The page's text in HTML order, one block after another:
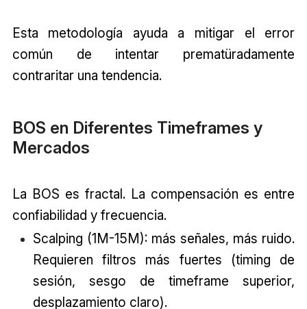
Esta metodología ayuda a mitigar el error
común de intentar prematüradamente
contraritar una tendencia.
BOS en Diferentes Timeframes y
Mercados
La BOS es fractal. La compensación es entre
confiabilidad y frecuencia.
Scalping (1M-15M): más señales, más ruido.
Requieren filtros más fuertes (timing de
sesión, sesgo de timeframe superior,
desplazamiento claro).